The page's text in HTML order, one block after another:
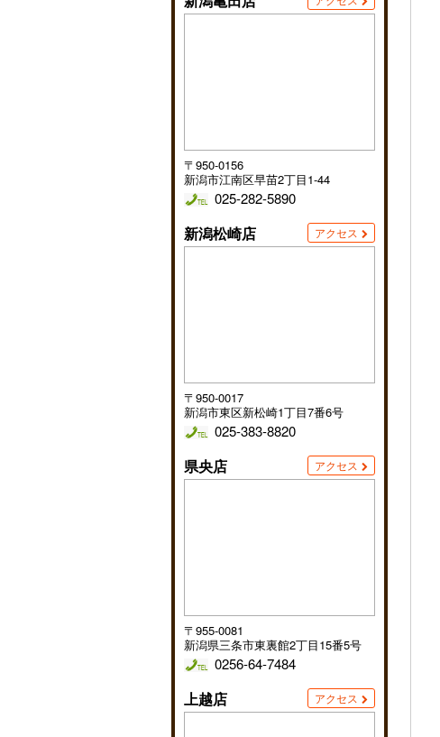
〒950-0156
新潟市江南区早苗2丁目1-44
025-282-5890
新潟松崎店 アクセス
〒950-0017
新潟市東区新松崎1丁目7番6号
025-383-8820
県央店 アクセス
〒955-0081
新潟県三条市東裏館2丁目15番5号
0256-64-7484
上越店 アクセス